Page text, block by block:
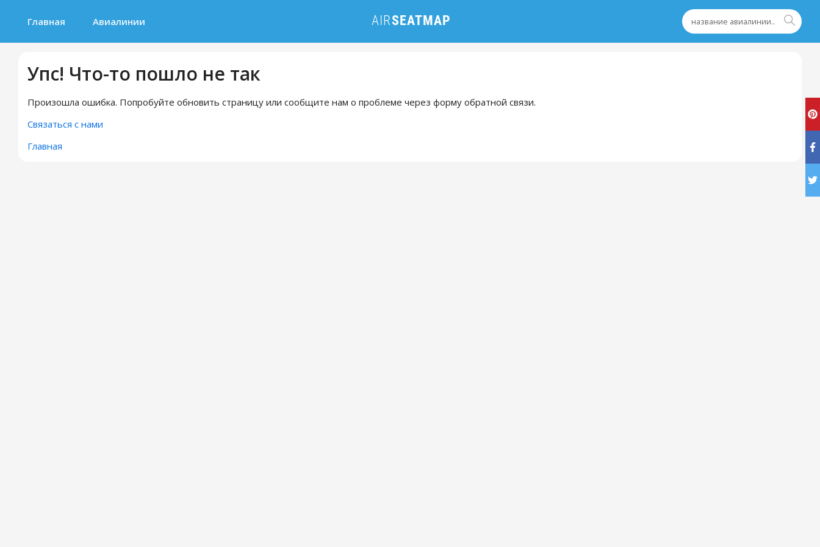
Главная Авиалинии
Упс! Что-то пошло не так
Произошла ошибка. Попробуйте обновить страницу или сообщите нам о проблеме через форму обратной связи.
Связаться с нами
Главная